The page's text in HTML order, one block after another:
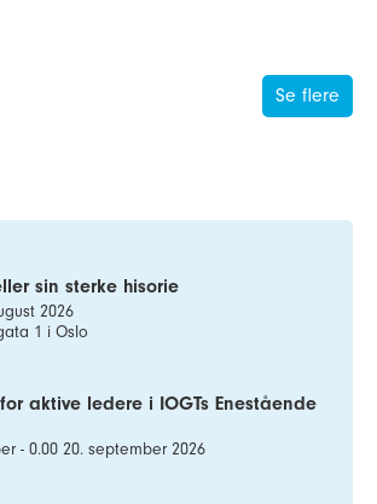
Se flere
sin sterke hisorie
2026
1 i Oslo
aktive ledere i IOGTs Enestående
- 0.00 20. september 2026